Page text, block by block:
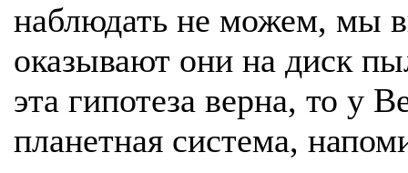
наблюдать не можем, мы
оказывают они на диск
эта гипотеза верна, то у
планетная система,